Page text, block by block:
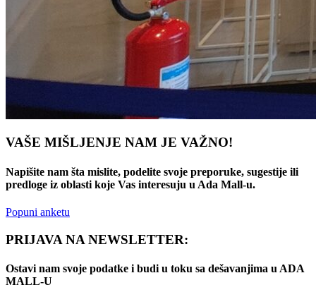
VAŠE MIŠLJENJE NAM JE VAŽNO!
Napišite nam šta mislite, podelite svoje preporuke, sugestije ili
predloge iz oblasti koje Vas interesuju u Ada Mall-u.
Popuni anketu
PRIJAVA NA NEWSLETTER:
Ostavi nam svoje podatke i budi u toku sa dešavanjima u ADA
MALL-U